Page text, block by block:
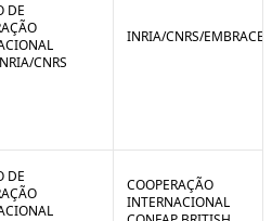
DE
CNRS
INRIA/CNRS/EMBRACE
DE
COOPERAÇÃO
INTERNACIONAL